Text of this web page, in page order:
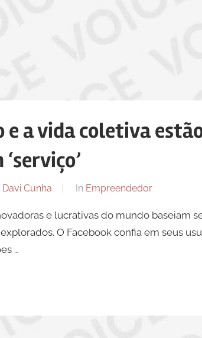
e a vida coletiva
Davi Cunha In Empreendedor
e lucrativas do mundo baseiam
O Facebook confia em seus
…